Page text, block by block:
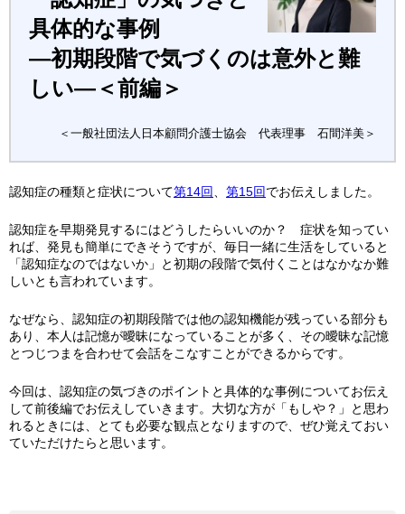
具体的な事例
―初期段階で気づくのは意外と難
しい―＜前編＞
＜一般社団法人日本顧問介護士協会 代表理事 石間洋美＞
認知症の種類と症状について第14回 第15回でお伝えしました。
認知症を早期発見するにはどうしたらいいのか？ 症状を知ってい
れば、発見も簡単にできそうですが、毎日一緒に生活をしていると
「認知症なのではないか」と初期の段階で気付くことはなかなか難
しいとも言われています。
なぜなら、認知症の初期段階では他の認知機能が残っている部分も
あり、本人は記憶が曖昧になっていることが多く、その曖昧な記憶
とつじつまを合わせて会話をこなすことができるからです。
今回は、認知症の気づきのポイントと具体的な事例についてお伝え
して前後編でお伝えしていきます。大切な方が「もしや？」と思わ
れるときには、とても必要な観点となりますので、ぜひ覚えておい
ていただけたらと思います。